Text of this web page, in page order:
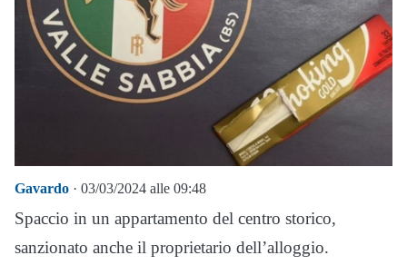
Gavardo · 03/03/2024 alle 09:48
Spaccio in un appartamento del centro storico,
sanzionato anche il proprietario dell’alloggio.